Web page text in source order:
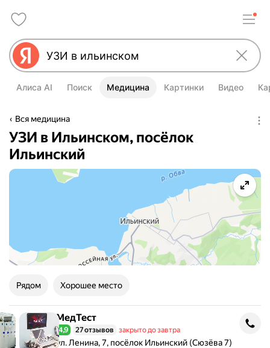
Алиса AI Поиск Медицина Картинки Видео
Вся медицина
УЗИ в Ильинском, посёлок
Ильинский
Рядом Хорошее место
МедТест МедТест
Рейтинг 4,9 из 5
4,9 27 отзывов закрыто до завтра
Адрес: ул. Ленина, 7, посёлок Ильинский (Сюзёва 7) .
ул. Ленина, 7, посёлок Ильинский (Сюзёва 7)